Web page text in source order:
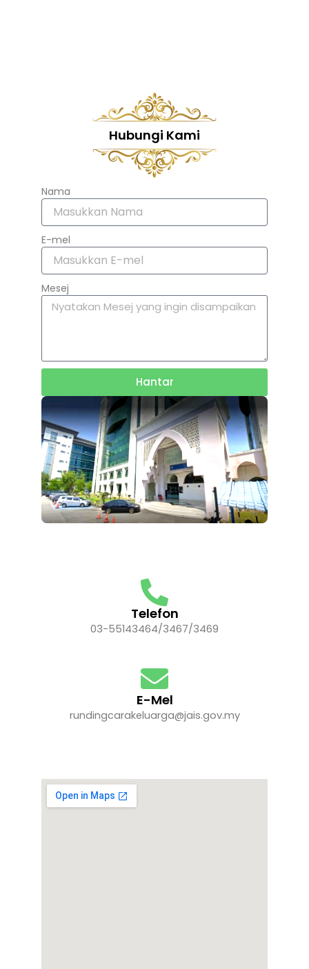
Hubungi Kami
Nama
E-mel
Mesej
Hantar
Telefon
03-55143464/3467/3469
E-Mel
rundingcarakeluarga@jais.gov.my